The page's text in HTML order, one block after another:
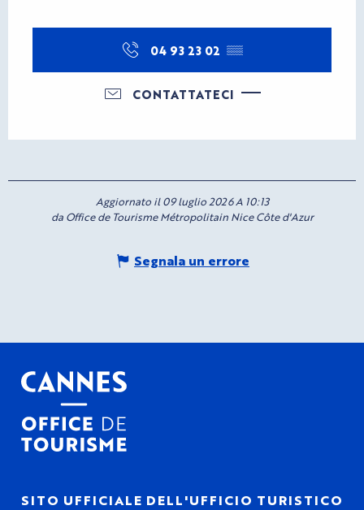
04 93 23 02 ▒▒
CONTATTATECI
Aggiornato il 09 luglio 2026 A 10:13
da Office de Tourisme Métropolitain Nice Côte d'Azur
Segnala un errore
SITO UFFICIALE DELL'UFFICIO TURISTICO